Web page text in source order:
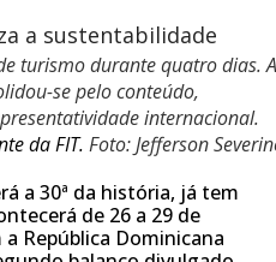
turismo durante quatro dias. A
se pelo conteúdo,
internacional.
da FIT. Foto: Jefferson
a 30ª da história, já tem
de 26 a 29 de
República Dominicana